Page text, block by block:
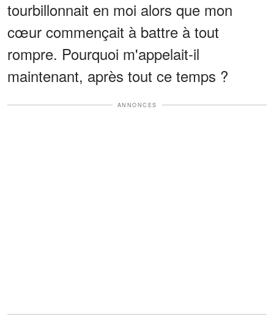
tourbillonnait en moi alors que mon
cœur commençait à battre à tout
rompre. Pourquoi m'appelait-il
maintenant, après tout ce temps ?
ANNONCES